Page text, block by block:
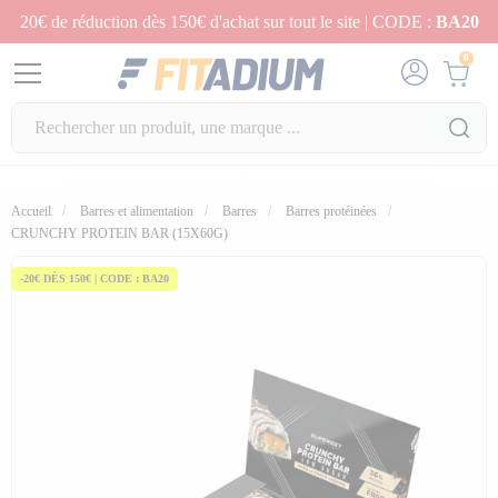
20€ de réduction dès 150€ d'achat sur tout le site | CODE : BA20
0
Accueil Barres et alimentation Barres
Barres protéinées
CRUNCHY PROTEIN BAR (15X60G)
-20€ DÈS 150€ | CODE : BA20